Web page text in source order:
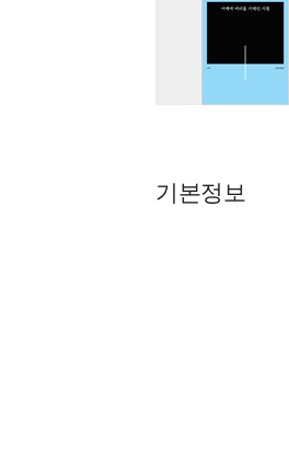
기본정보